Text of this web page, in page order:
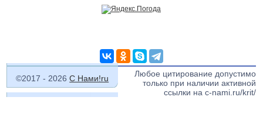
©2017 - 2026C Нами!ru
Любое цитирование допустимо
только при наличии активной
ссылки на c-nami.ru/krit/